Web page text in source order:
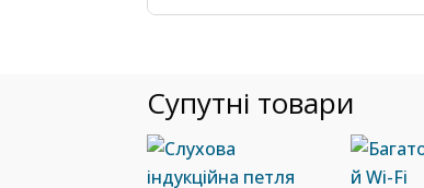
Супутні товари